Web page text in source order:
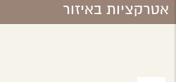
אטרקציות באיזור